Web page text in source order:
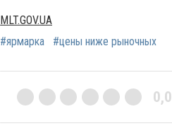
MLT.GOV.UA
#ярмарка
#цены ниже рыночных
0,0